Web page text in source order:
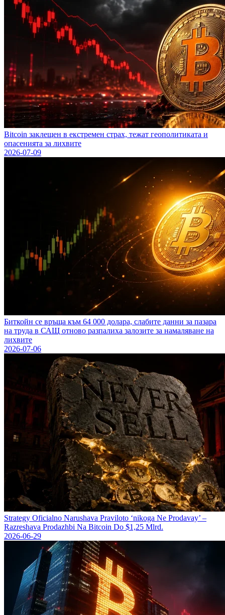
Bitcoin заклещен в екстремен страх, тежат геополитиката и
опасенията за лихвите
2026-07-09
Биткойн се връща към 64 000 долара, слабите данни за пазара
на труда в САЩ отново разпалиха залозите за намаляване на
лихвите
2026-07-06
Strategy Oficіalno Narushava Praviloto ‘nikoga Ne Prodavay’ –
Razreshava Prodazhbi Na Bitcoin Do $1,25 Mlrd.
2026-06-29